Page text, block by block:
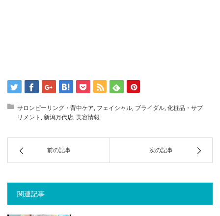
サロンピーリング・背中ケア, フェイシャル, ブライダル,化粧品・サプ
リメント ,新潟万代店,美容情報
前の記事 次の記事
関連記事